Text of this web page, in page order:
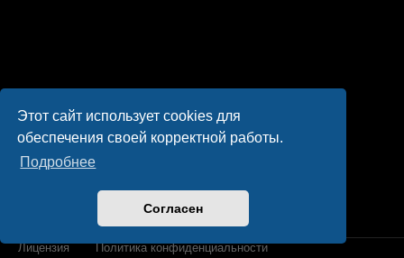
Этот сайт использует cookies для
обеспечения своей корректной работы.
Подробнее
Согласен
Лицензия Политика конфиденциальности